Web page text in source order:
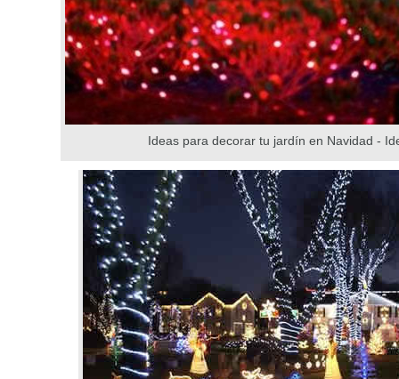
Ideas para decorar tu jardín en Navidad -